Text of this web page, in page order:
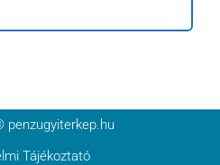
penzugyiterkep.hu
Tájékoztató